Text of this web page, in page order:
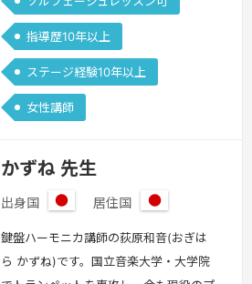
指導歴10年以上
ステージ経験10年以上
女性講師
かずね 先生
出身国
本
居住国
本
鍵盤ハーモニカ講師の荻原和音(おぎは
ら かずね)です。国立音楽大学・大学院